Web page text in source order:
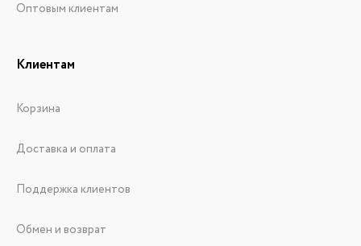
Оптовым клиентам
Клиентам
Корзина
Доставка и оплата
Поддержка клиентов
Обмен и возврат